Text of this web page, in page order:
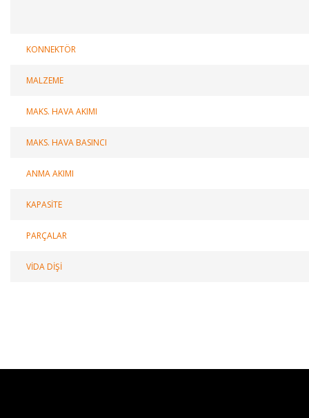
KONNEKTÖR
MALZEME
MAKS. HAVA AKIMI
MAKS. HAVA BASINCI
ANMA AKIMI
KAPASİTE
PARÇALAR
VİDA DİŞİ